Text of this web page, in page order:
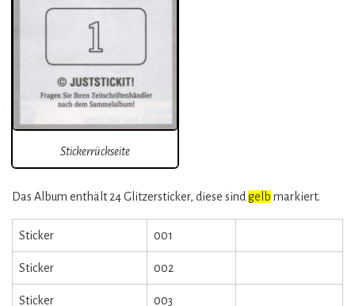
Stickerrückseite
Das Album enthält 24 Glitzersticker, diese sind gelb markiert.
Sticker 001
Sticker 002
Sticker 003